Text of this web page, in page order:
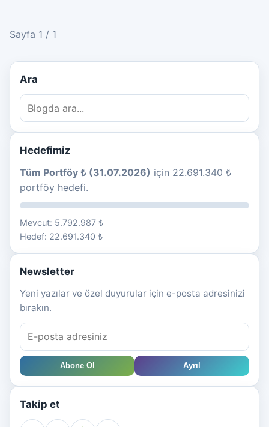
Sayfa 1 / 1
Ara
Hedefimiz
Tüm Portföy ₺ (31.07.2026) için 22.691.340 ₺
portföy hedefi.
Mevcut: 5.792.987 ₺
Hedef: 22.691.340 ₺
Newsletter
Yeni yazılar ve özel duyurular için e-posta adresinizi
bırakın.
Abone Ol Ayrıl
Takip et